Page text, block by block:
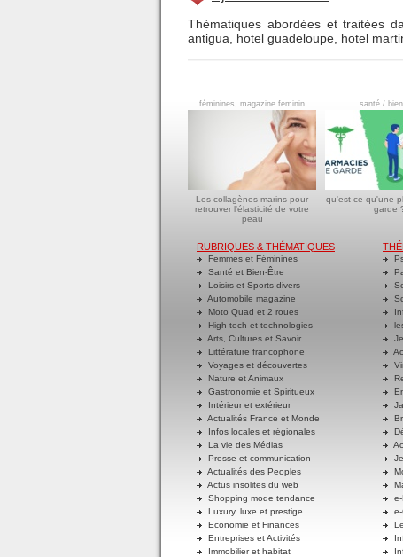
Thèmatiques abordées et traitées
antigua
hotel guadeloupe hotel
féminines, magazine feminin
Les collagènes marins pour
retrouver l'élasticité de votre
peau
santé /
qu'est-ce qu'une
garde
RUBRIQUES & THÉMATIQUES
Femmes et Féminines
Santé et Bien-Être
Loisirs et Sports divers
Automobile magazine
Moto Quad et 2 roues
High-tech et technologies
Arts, Cultures et Savoir
Littérature francophone
Voyages et découvertes
Nature et Animaux
Gastronomie et Spiritueux
Intérieur et extérieur
Actualités France et Monde
Infos locales et régionales
La vie des Médias
Presse et communication
Actualités des Peoples
Actus insolites du web
Shopping mode tendance
Luxury, luxe et prestige
Economie et Finances
Entreprises et Activités
Immobilier et habitat